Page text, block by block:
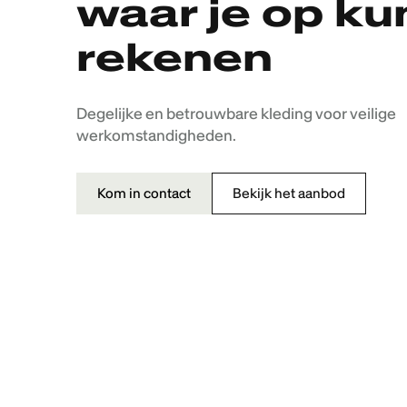
waar je op
rekenen
Degelijke en betrouwbare kleding voor veilige
werkomstandigheden.
Kom in contact Bekijk het aanbod